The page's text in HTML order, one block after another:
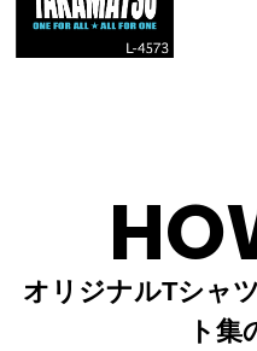
オリジナルTシャ
ト集